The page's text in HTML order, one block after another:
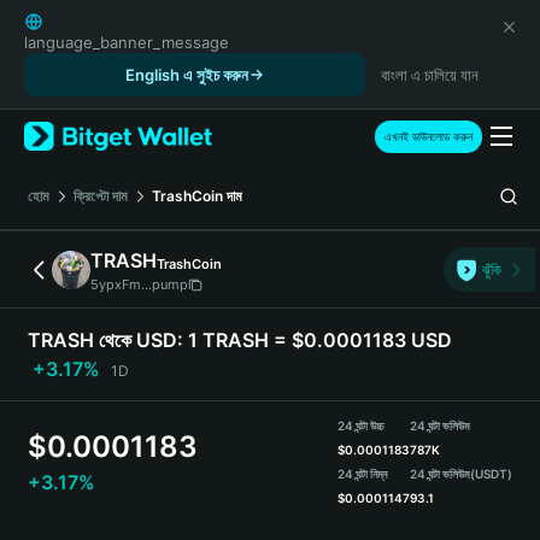
English
日本語
Русский
Español (Latinoamérica)
Türkçe
Italiano
Deutsch
简体中文
繁體中文
Português (Portugal)
Bahasa Indonesia
Español
language_banner_message
English এ সুইচ করুন
বাংলা এ চালিয়ে যান
এখনই ডাউনলোড করুন
হোম ক্রিপ্টো দাম TrashCoin দাম
TRASHTrashCoin
5ypxFm...pump
ঝুঁকি
TRASH থেকে USD: 1 TRASH = $0.0001183 USD
+3.17%
1D
$0.0001183
+3.17%
24 ঘন্টা উচ্চ
$0.0001183
24 ঘন্টা নিম্ন
$0.0001147
24 ঘন্টা ভলিউম
787K
24 ঘন্টা ভলিউম(USDT)
93.1